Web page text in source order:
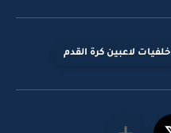
خلفيات لاعبين كرة القدم